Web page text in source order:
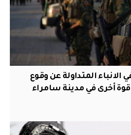
المتداولة عن وقوع
أخرى في مدينة سامراء